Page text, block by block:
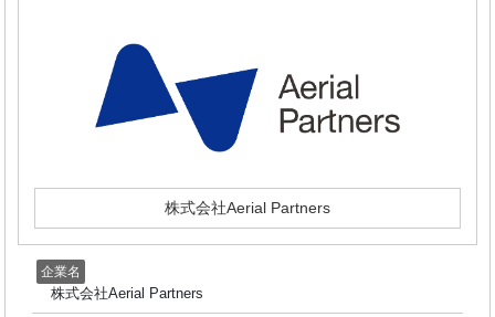
株式会社Aerial Partners
企業名
株式会社Aerial Partners